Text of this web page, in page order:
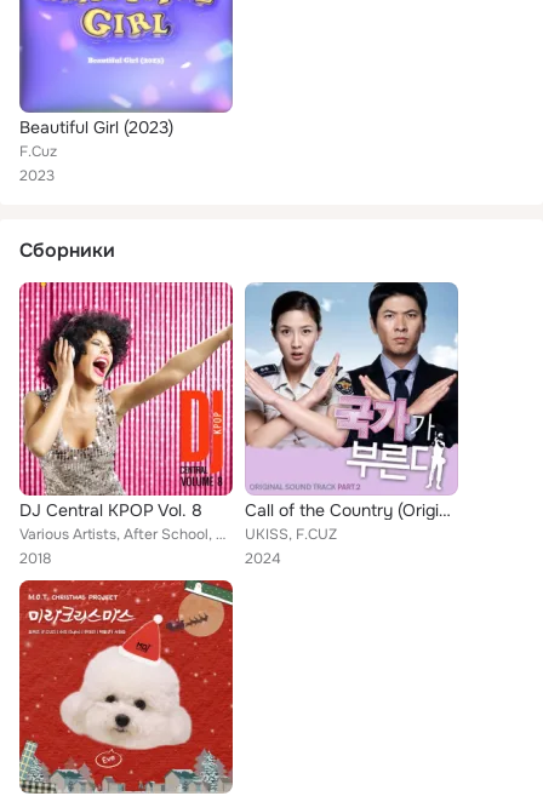
Beautiful Girl (2023)
F.Cuz
2023
Сборники
DJ Central KPOP Vol. 8
Various Artists, After School, DJNA The Boss, Kara, B1A4, CNBLUE, 2PM, F.Cuz, Boyfriend, Davichi, 2AM, CSJH The Grace, Baby V.O....
2018
Call of the Country (Original Soundtrack) Part.2
UKISS, F.CUZ
2024